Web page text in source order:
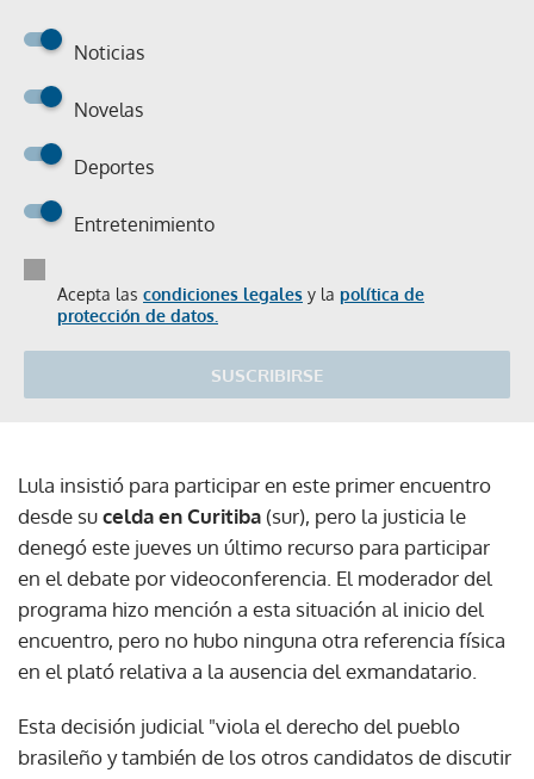
Noticias
Novelas
Deportes
Entretenimiento
Acepta las condiciones legales y la política de
protección de datos.
SUSCRIBIRSE
Lula insistió para participar en este primer encuentro
desde sucelda en Curitiba (sur), pero la justicia le
denegó este jueves un último recurso para participar
en el debate por videoconferencia. El moderador del
programa hizo mención a esta situación al inicio del
encuentro, pero no hubo ninguna otra referencia física
en el plató relativa a la ausencia del exmandatario.
Esta decisión judicial "viola el derecho del pueblo
brasileño y también de los otros candidatos de discutir